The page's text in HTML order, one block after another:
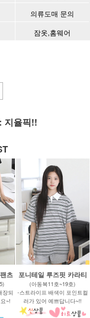
의류도매 문의
잠옷,홈웨어
지율픽!!
츠
장되
~!
포니테일 루즈핏 카라티
(아동복11호~19호)
-스트라이프 배색이 포인트컬
러가 있어 예쁘답니다~!!